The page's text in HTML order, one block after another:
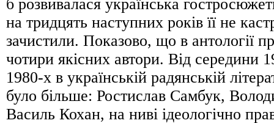
б розвивалася українська
на тридцять наступних років її не
зачистили. Показово, що в антології
чотири якісних автори. Від середини
1980-х в українській радянській
було більше: Ростислав Самбук,
Василь Кохан, на ниві ідеологічно